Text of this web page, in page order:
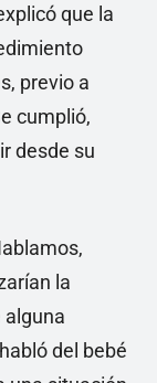
que la
previo a
cumplió,
desde su
la
alguna
del bebé